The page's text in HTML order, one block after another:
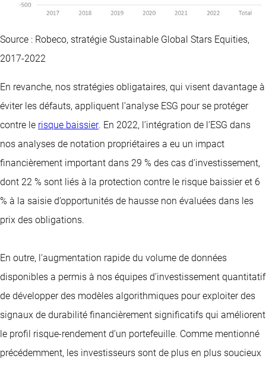
Source : Robeco, stratégie Sustainable Global Stars Equities,
2017-2022
En revanche, nos stratégies obligataires, qui visent davantage à
éviter les défauts, appliquent l’analyse ESG pour se protéger
contre le risque baissier. En 2022, l’intégration de l’ESG dans
nos analyses de notation propriétaires a eu un impact
financièrement important dans 29 % des cas d’investissement,
dont 22 % sont liés à la protection contre le risque baissier et 6
% à la saisie d’opportunités de hausse non évaluées dans les
prix des obligations.
En outre, l’augmentation rapide du volume de données
disponibles a permis à nos équipes d’investissement quantitatif
de développer des modèles algorithmiques pour exploiter des
signaux de durabilité financièrement significatifs qui améliorent
le profil risque-rendement d’un portefeuille. Comme mentionné
précédemment, les investisseurs sont de plus en plus soucieux